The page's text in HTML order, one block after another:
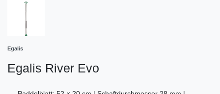
Egalis
Egalis River Evo